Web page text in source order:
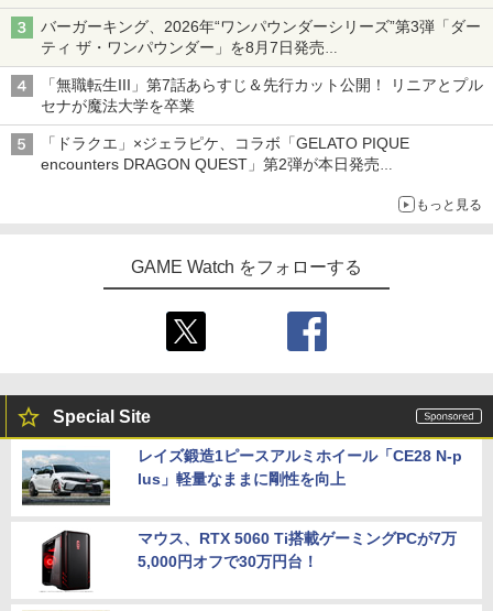
発売から2週間は20%オフになるセールが実施
バーガーキング、2026年“ワンパウンダーシリーズ”第3弾「ダー
ティ ザ・ワンパウンダー」を8月7日発売
「特製ガーリックマヨソース」を使用した超大型チーズバーガー
「無職転生III」第7話あらすじ＆先行カット公開！ リニアとプル
セナが魔法大学を卒業
「ドラクエ」×ジェラピケ、コラボ「GELATO PIQUE
encounters DRAGON QUEST」第2弾が本日発売
もっと見る
GAME Watch をフォローする
Special Site
レイズ鍛造1ピースアルミホイール「CE28 N-p
lus」軽量なままに剛性を向上
マウス、RTX 5060 Ti搭載ゲーミングPCが7万
5,000円オフで30万円台！